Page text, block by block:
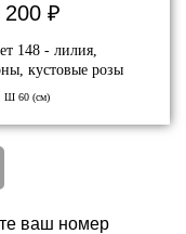
200 ₽
148 - лилия,
кустовые розы
Ш 60 (см)
ваш номер